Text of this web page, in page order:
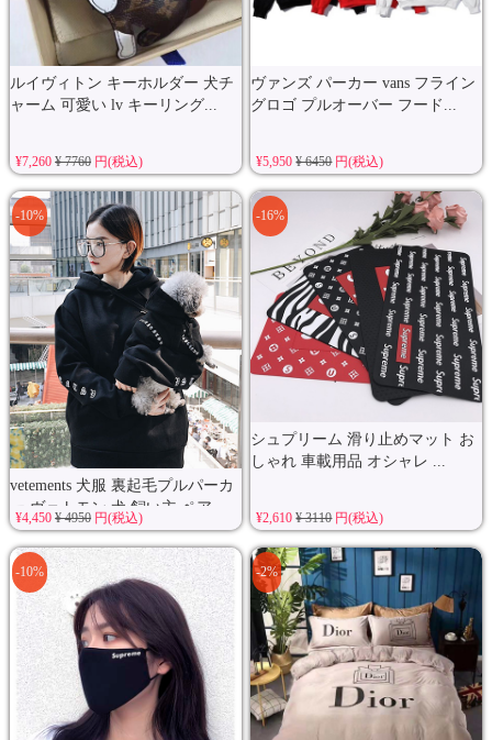
ルイヴィトン キーホルダー 犬チ
ャーム 可愛い lv キーリング...
¥7,260 ¥ 7760円(税込)
ヴァンズ パーカー vans フライン
グロゴ プルオーバー フード...
¥5,950¥ 6450円(税込)
vetements 犬服 裏起毛プルパーカ
ー ヴェトモン 犬 飼い主 ペア...
-10%
¥4,450 ¥ 4950円(税込)
シュプリーム 滑り止めマット お
しゃれ 車載用品 オシャレ ...
-16%
¥2,610¥ 3110円(税込)
-10% -2%